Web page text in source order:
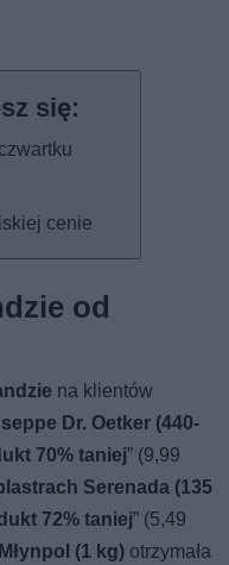
cenie
od
na klientów
Dr. Oetker (440-
70% taniej” (9,99
Serenada (135
72% taniej” (5,49
(1 kg) otrzymała